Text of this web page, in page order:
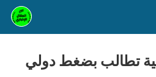
تطالب بضغط دولي